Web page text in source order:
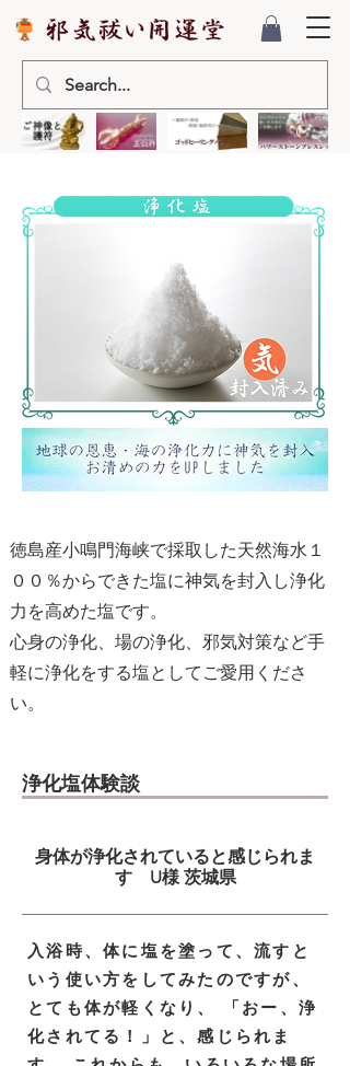
徳島産小鳴門海峡で採取した天然海水１
００％からできた塩に神気を封入し浄化
力を高めた塩です。
心身の浄化、場の浄化、邪気対策など手
軽に浄化をする塩としてご愛用くださ
い。
浄化塩体験談
身体が浄化されていると感じられま
す U様 茨城県
入浴時、体に塩を塗って、流すと
いう使い方をしてみたのですが、
とても体が軽くなり、 「おー、浄
化されてる！」と、感じられま